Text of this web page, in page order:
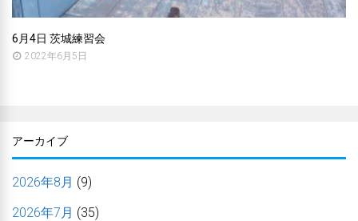
6月4日 茨城練習会
2022年6月5日
アーカイブ
2026年8月 (9)
2026年7月 (35)